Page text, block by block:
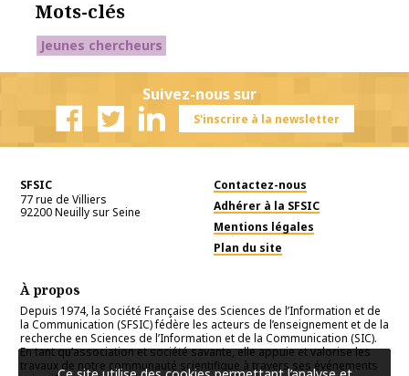
Mots-clés
Jeunes chercheurs
Suivez-nous sur
S'inscrire à la newsletter
SFSIC
77 rue de Villiers
92200Neuilly sur Seine
Contactez-nous
Adhérer à la SFSIC
Mentions légales
Plan du site
À propos
Depuis 1974, la Société Française des Sciences de l’Information et de
la Communication (SFSIC) fédère les acteurs de l’enseignement et de la
recherche en Sciences de l’Information et de la Communication (SIC).
En tant qu’association et société savante, elle appuie et valorise les
travaux de notre communauté scientifique à travers ses événements